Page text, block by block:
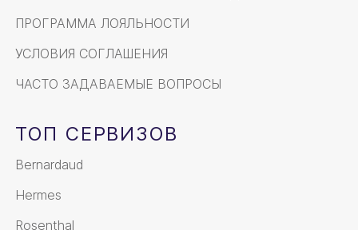
ПРОГРАММА ЛОЯЛЬНОСТИ
УСЛОВИЯ СОГЛАШЕНИЯ
ЧАСТО ЗАДАВАЕМЫЕ ВОПРОСЫ
ТОП СЕРВИЗОВ
Bernardaud
Hermes
Rosenthal